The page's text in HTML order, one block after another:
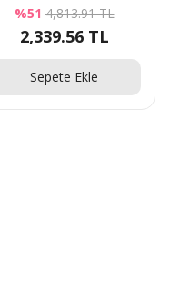
3.5" 4 TB 5900
Diski
Anahtarı
%51 4,813.91 TL
2,339.56 TL
Sepete Ekle